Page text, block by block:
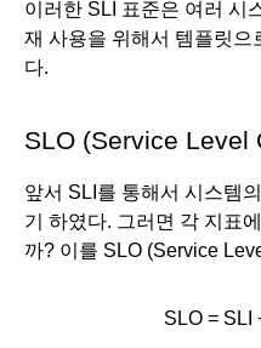
이러한 SLI 표준은 여러 시
재 사용을 위해서 템플릿으
다.
SLO (Service Level
앞서 SLI를 통해서 시스템
기 하였다. 그러면 각 지표
까? 이를 SLO (Service
SLO = SLI